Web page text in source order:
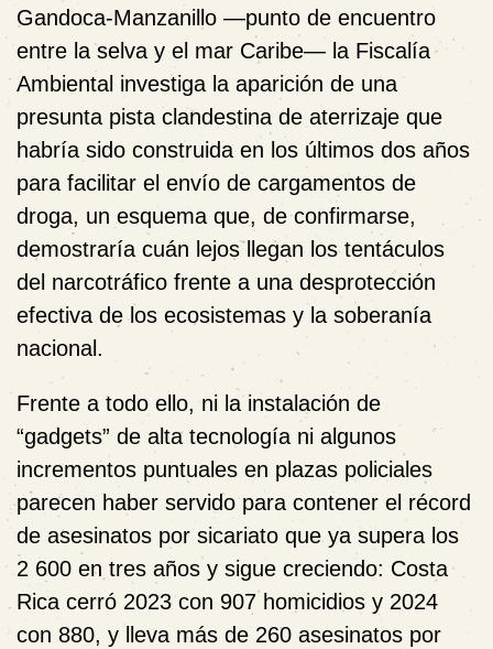
Gandoca-Manzanillo —punto de encuentro
entre la selva y el mar Caribe— la Fiscalía
Ambiental investiga la aparición de una
presunta pista clandestina de aterrizaje que
habría sido construida en los últimos dos años
para facilitar el envío de cargamentos de
droga, un esquema que, de confirmarse,
demostraría cuán lejos llegan los tentáculos
del narcotráfico frente a una desprotección
efectiva de los ecosistemas y la soberanía
nacional.
Frente a todo ello, ni la instalación de
“gadgets” de alta tecnología ni algunos
incrementos puntuales en plazas policiales
parecen haber servido para contener el récord
de asesinatos por sicariato que ya supera los
2 600 en tres años y sigue creciendo: Costa
Rica cerró 2023 con 907 homicidios y 2024
con 880, y lleva más de 260 asesinatos por